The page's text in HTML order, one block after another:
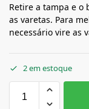
Retire a tampa e o
as varetas. Para
necessário vire as
2 em estoque